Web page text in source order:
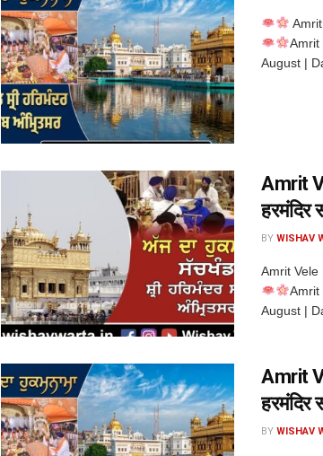
Amrit
Amrit
August |
Amrit
हरमंदिर
BY WISHAV
Amrit Vele
Amrit
August |
Amrit
हरमंदिर
BY WISHAV